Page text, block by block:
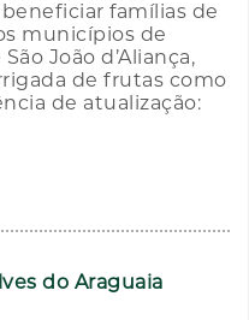
beneficiar famílias de
municípios de
João d’Aliança,
de frutas como
de atualização:
do Araguaia